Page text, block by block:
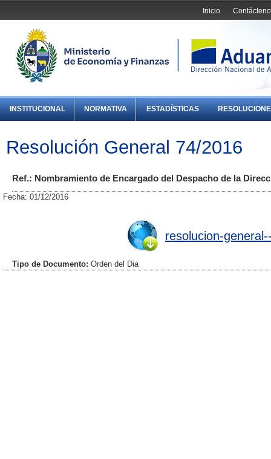
Inicio
INSTITUCIONAL NORMATIVA ESTADÍSTICAS
Resolución General 74/2016
Ref.: Nombramiento de Encargado del Despacho de la
Fecha: 01/12/2016
resolucion-
Tipo de Documento: Orden del Dia